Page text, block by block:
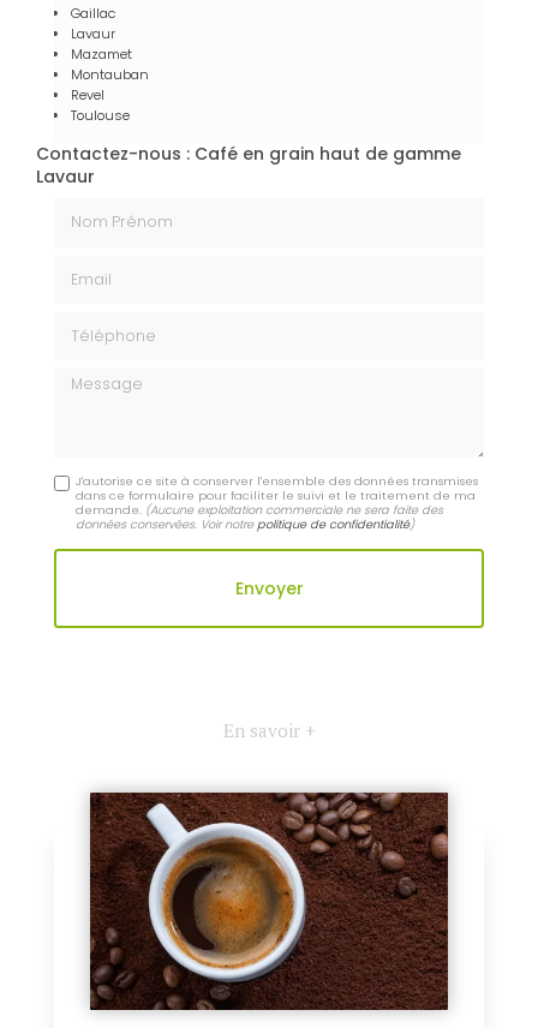
Gaillac
Lavaur
Mazamet
Montauban
Revel
Toulouse
Contactez-nous : Café en grain haut de gamme
Lavaur
Message
J'autorise ce site à conserver l'ensemble des données transmises
dans ce formulaire pour faciliter le suivi et le traitement de ma
demande. (Aucune exploitation commerciale ne sera faite des
données conservées. Voir notrepolitique de confidentialité)
En savoir +